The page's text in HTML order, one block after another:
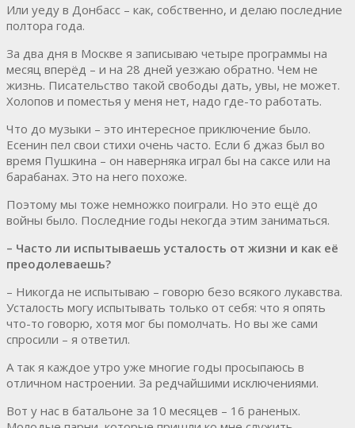
Или уеду в Донбасс – как, собственно, и делаю последние
полтора года.
За два дня в Москве я записываю четыре программы на
месяц вперёд – и на 28 дней уезжаю обратно. Чем не
жизнь. Писательство такой свободы дать, увы, не может.
Холопов и поместья у меня нет, надо где-то работать.
Что до музыки – это интересное приключение было.
Есенин пел свои стихи очень часто. Если б джаз был во
время Пушкина – он наверняка играл бы на саксе или на
барабанах. Это на него похоже.
Поэтому мы тоже немножко поиграли. Но это ещё до
войны было. Последние годы некогда этим заниматься.
– Часто ли испытываешь усталость от жизни и как её
преодолеваешь?
– Никогда не испытываю – говорю безо всякого лукавства.
Усталость могу испытывать только от себя: что я опять
что-то говорю, хотя мог бы помолчать. Но вы же сами
спросили – я ответил.
А так я каждое утро уже многие годы просыпаюсь в
отличном настроении. За редчайшими исключениями.
Вот у нас в батальоне за 10 месяцев – 16 раненых.